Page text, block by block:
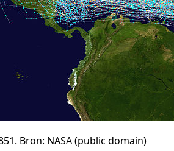
Bron: NASA (public domain)